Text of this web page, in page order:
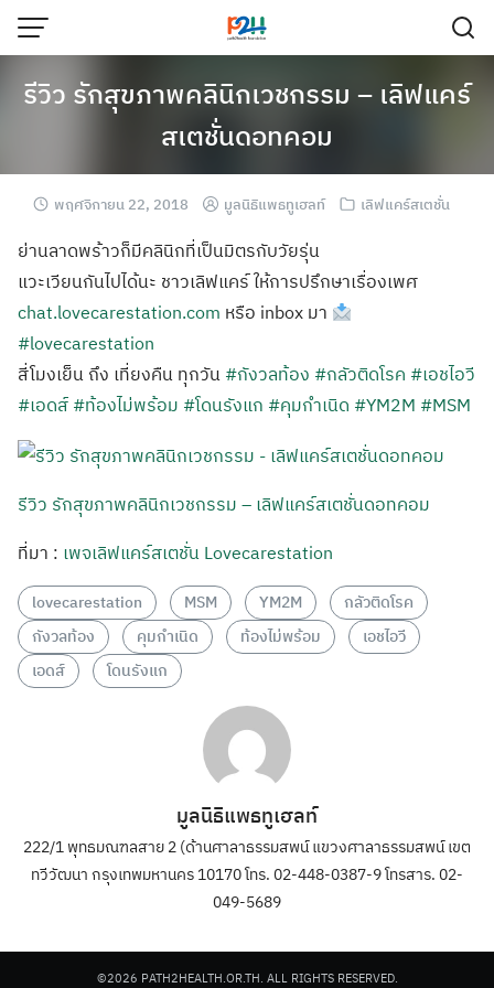
รีวิว รักสุขภาพคลินิกเวชกรรม – เลิฟแคร์
สเตชั่นดอทคอม
พฤศจิกายน 22, 2018 มูลนิธิแพธทูเฮลท์ เลิฟแคร์สเตชั่น
ย่านลาดพร้าวก็มีคลินิกที่เป็นมิตรกับวัยรุ่น
แวะเวียนกันไปได้นะ ชาวเลิฟแคร์ ให้การปรึกษาเรื่องเพศ
chat.lovecarestation.com หรือ inbox มา
#lovecarestation
สี่โมงเย็น ถึง เที่ยงคืน ทุกวัน #กังวลท้อง #กลัวติดโรค #เอชไอวี
#เอดส์ #ท้องไม่พร้อม #โดนรังแก #คุมกำเนิด #YM2M #MSM
รีวิว รักสุขภาพคลินิกเวชกรรม – เลิฟแคร์สเตชั่นดอทคอม
ที่มา : เพจเลิฟแคร์สเตชั่น Lovecarestation
lovecarestation MSM YM2M
กลัวติดโรค
กังวลท้อง
คุมกำเนิด ท้องไม่พร้อม
เอชไอวี
เอดส์
โดนรังแก
มูลนิธิแพธทูเฮลท์
222/1 พุทธมณฑลสาย 2 (ด้านศาลาธรรมสพน์ แขวงศาลาธรรมสพน์ เขต
ทวีวัฒนา กรุงเทพมหานคร 10170 โทร. 02-448-0387-9 โทรสาร. 02-
049-5689
©2026 PATH2HEALTH.OR.TH. ALL RIGHTS RESERVED.